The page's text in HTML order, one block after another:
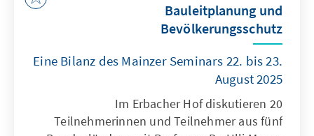
Bauleitplanung und
Bevölkerungsschutz
Eine Bilanz des Mainzer Seminars 22. bis 23.
August 2025
Im Erbacher Hof diskutieren 20
Teilnehmerinnen und Teilnehmer aus fünf